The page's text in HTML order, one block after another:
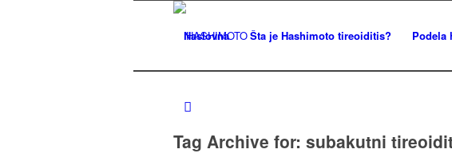
Naslovna Šta je Hashimoto tireoiditis? Podela
Tag Archive for: subakutni